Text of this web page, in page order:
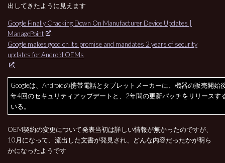
出してきたように見えます
Google Finally Cracking Down On Manufacturer Device Updates |
ManagePoint
Google makes good on its promise and mandates 2 years of security
updates for Android OEMs
Googleは、Androidの携帯電話とタブレットメーカーに、機器の販売開始
年4回のセキュリティアップデートと、2年間の更新パッチをリリースす
いる。
OEM契約の変更について発表当初は詳しい情報が無かったのですが、
10月になって、流出した文書が発見され、どんな内容だったかが明ら
かになったようです